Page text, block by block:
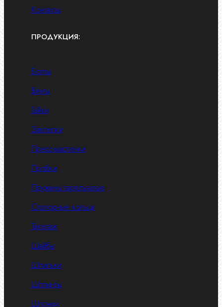
Контакты
ПРОДУКЦИЯ:
Болты
Винты
Гайки
Заклепки
Пресс-масленки
Пробки
Пружины тарельчатые
Стопорные кольца
Такелаж
Шайбы
Шпильки
Шплинты
Шпонки